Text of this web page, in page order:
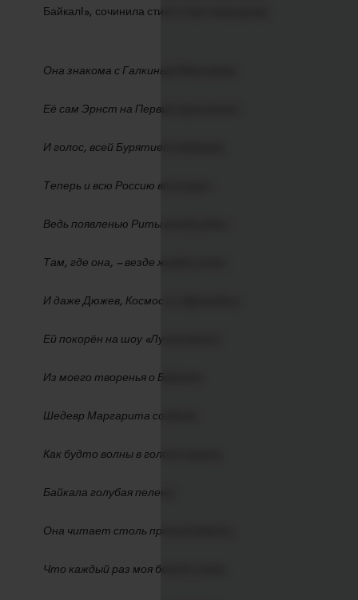
Байкал!», сочинила стихи и про нашу дочку:
Она знакома с Галкиным Максимом,
Её сам Эрнст на Первый приглашал.
И голос, всей Бурятией любимый,
Теперь и всю Россию восхищал.
Ведь появленью Риты всюду рады,
Там, где она, – везде живёт успех.
И даже Дюжев, Космос из «Бригады»,
Ей покорён на шоу «Лучше всех»!
Из моего творенья о Байкале
Шедевр Маргарита создала.
Как будто волны в голосе играли,
Байкала голубая пелена.
Она читает столь проникновенно,
Что каждый раз моя бежит слеза.